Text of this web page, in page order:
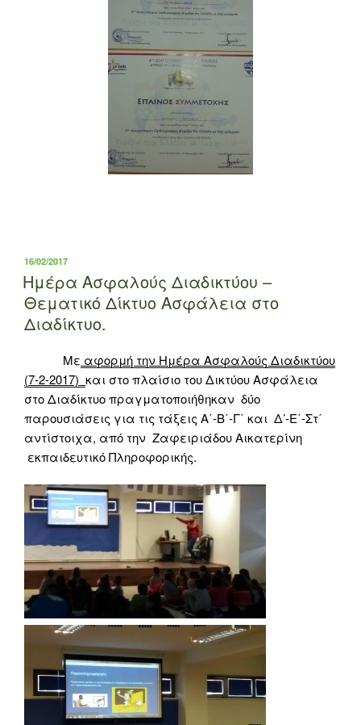
ΔΗΜΟΣΙΕΎΤΗΚΕ
ΣΤΙΣ
16/02/2017
Ημέρα Ασφαλούς Διαδικτύου –
Θεματικό Δίκτυο Ασφάλεια στο
Διαδίκτυο.
Με αφορμή την Ημέρα Ασφαλούς Διαδικτύου
(7-2-2017) και στο πλαίσιο του Δικτύου Ασφάλεια
στο Διαδίκτυο πραγματοποιήθηκαν δύο
παρουσιάσεις για τις τάξεις Α΄-Β΄-Γ΄ και Δ’-Ε΄-Στ΄
αντίστοιχα, από την Ζαφειριάδου Αικατερίνη
εκπαιδευτικό Πληροφορικής.